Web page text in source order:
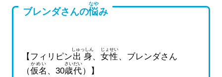
ブレンダさんの悩
なや
み
【フィリピン出身
しゅっしん
、 女性
じょせい
、ブレンダさん
（仮名
かめい
、30歳
さい
代
だい
）】